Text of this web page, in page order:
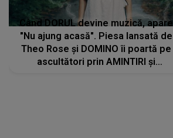
Când DORUL devine muzică, apare
"Nu ajung acasă". Piesa lansată de
Theo Rose și DOMINO îi poartă pe
ascultători prin AMINTIRI și